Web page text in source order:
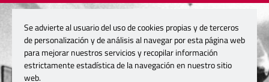
Se advierte al usuario del uso de cookies propias y de terceros
de personalización y de análisis al navegar por esta página web
para mejorar nuestros servicios y recopilar información
estrictamente estadística de la navegación en nuestro sitio
web.